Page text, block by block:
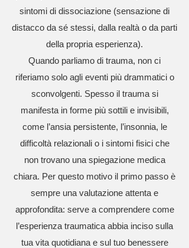
sintomi di dissociazione (sensazione di
distacco da sé stessi, dalla realtà o da parti
della propria esperienza).
Quando parliamo di trauma, non ci
riferiamo solo agli eventi più drammatici o
sconvolgenti. Spesso il trauma si
manifesta in forme più sottili e invisibili,
come l’ansia persistente, l’insonnia, le
difficoltà relazionali o i sintomi fisici che
non trovano una spiegazione medica
chiara. Per questo motivo il primo passo è
sempre una valutazione attenta e
approfondita: serve a comprendere come
l’esperienza traumatica abbia inciso sulla
tua vita quotidiana e sul tuo benessere